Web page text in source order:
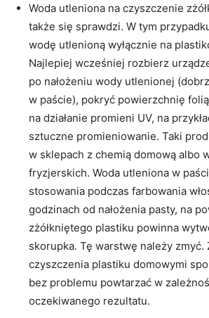
Woda utleniona na czyszczenie
także się sprawdzi. W tym
wodę utlenioną wyłącznie na
Najlepiej wcześniej rozbierz
po nałożeniu wody utlenionej
w paście), pokryć powierzchnię
na działanie promieni UV, na
sztuczne promieniowanie. Taki
w sklepach z chemią domową albo
fryzjerskich. Woda utleniona w
stosowania podczas farbowania
godzinach od nałożenia pasty, na
zżółkniętego plastiku powinna
skorupka. Tę warstwę należy zmyć.
czyszczenia plastiku domowymi
bez problemu powtarzać w
oczekiwanego rezultatu.